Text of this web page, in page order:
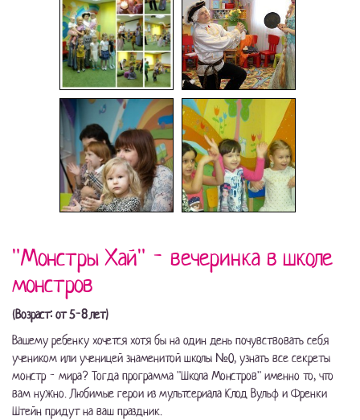
"Монстры Хай" - вечеринка в школе
монстров
(Возраст: от 5-8 лет)
Вашему ребенку хочется хотя бы на один день почувствовать себя
учеником или ученицей знаменитой школы №0, узнать все секреты
монстр - мира? Тогда программа "Школа Монстров" именно то, что
вам нужно. Любимые герои из мультсериала Клод Вульф и Френки
Штейн придут на ваш праздник.